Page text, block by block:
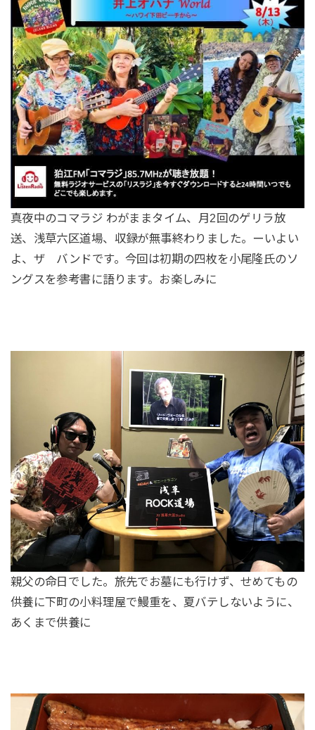
真夜中のコマラジ わがままタイム、月2回のゲリラ放
送、浅草六区道場、収録が無事終わりました。ーいよい
よ、ザ バンドです。今回は初期の四枚を小尾隆氏のソ
ングスを参考書に語ります。お楽しみに
親父の命日でした。旅先でお墓にも行けず、せめてもの
供養に下町の小料理屋で鰻重を、夏バテしないように、
あくまで供養に